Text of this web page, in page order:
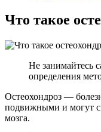
Что такое
Не занимайтесь
определения
Остеохондроз —
подвижными и могут
мозга.